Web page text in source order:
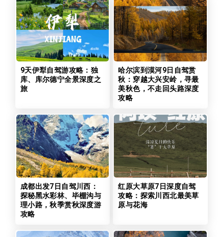
9天伊犁自驾游攻略：独
库、库尔德宁全景深度之
旅
哈尔滨到漠河9日自驾赏
秋：穿越大兴安岭，寻最
美秋色，不走回头路深度
攻略
成都出发7日自驾川西：
探秘黑水彩林、毕棚沟与
理小路，秋季赏秋深度游
攻略
红原大草原7日深度自驾
攻略：探索川西北最美草
原与花海